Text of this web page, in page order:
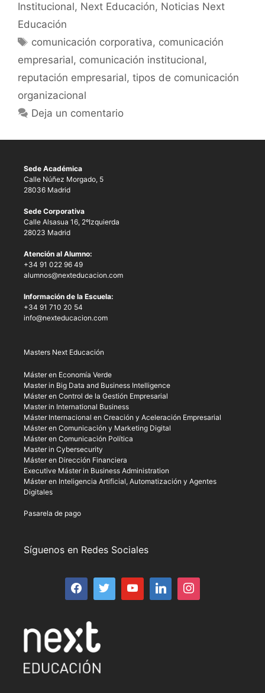
Institucional, Next Educación, Noticias Next
Educación
comunicación corporativa, comunicación
empresarial, comunicación institucional,
reputación empresarial, tipos de comunicación
organizacional
Deja un comentario
Sede Académica
Calle Núñez Morgado, 5
28036 Madrid
Sede Corporativa
Calle Alsasua 16, 2ºIzquierda
28023 Madrid
Atención al Alumno:
+34 91 022 96 49
alumnos@nexteducacion.com
Información de la Escuela:
+34 91 710 20 54
info@nexteducacion.com
Masters Next Educación
Máster en Economía Verde
Master in Big Data and Business Intelligence
Máster en Control de la Gestión Empresarial
Master in International Business
Máster Internacional en Creación y Aceleración Empresarial
Máster en Comunicación y Marketing Digital
Máster en Comunicación Política
Master in Cybersecurity
Máster en Dirección Financiera
Executive Máster in Business Administration
Máster en Inteligencia Artificial, Automatización y Agentes
Digitales
Pasarela de pago
Síguenos en Redes Sociales